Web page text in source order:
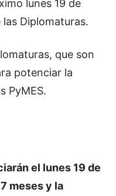
lunes 19 de
Diplomaturas.
que son
potenciar la
PyMES.
el lunes 19 de
meses y la